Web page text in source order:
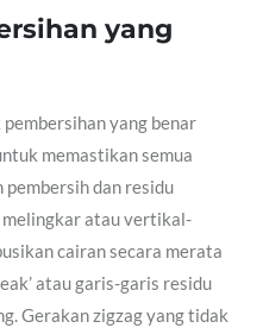
yang
pembersihan yang benar
memastikan semua
dan residu
atau vertikal-
cairan secara merata
atau garis-garis residu
Gerakan zigzag yang tidak